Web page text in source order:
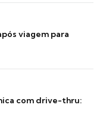
viagem para
com drive-thru: